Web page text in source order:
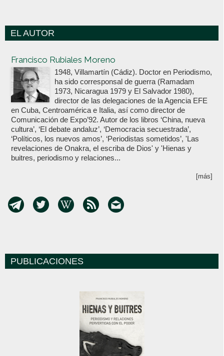
EL AUTOR
Francisco Rubiales Moreno
1948, Villamartín (Cádiz). Doctor en Periodismo,
ha sido corresponsal de guerra (Ramadam
1973, Nicaragua 1979 y El Salvador 1980),
director de las delegaciones de la Agencia EFE
en Cuba, Centroamérica e Italia, así como director de
Comunicación de Expo’92. Autor de los libros ‘China, nueva
cultura’, ‘El debate andaluz’, ‘Democracia secuestrada’,
‘Políticos, los nuevos amos’, ‘Periodistas sometidos’, 'Las
revelaciones de Onakra, el escriba de Dios' y 'Hienas y
buitres, periodismo y relaciones...
[más]
PUBLICACIONES